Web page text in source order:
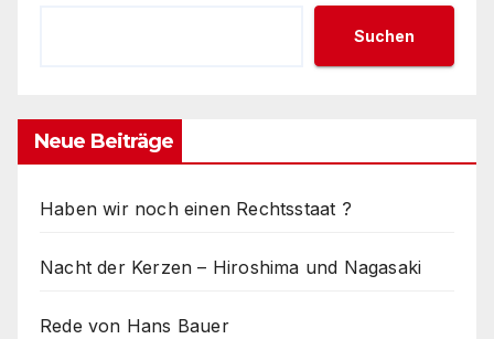
Suchen
Neue Beiträge
Haben wir noch einen Rechtsstaat ?
Nacht der Kerzen – Hiroshima und Nagasaki
Rede von Hans Bauer